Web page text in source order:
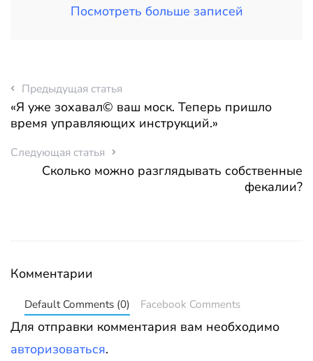
Посмотреть больше записей
Предыдущая статья
«Я уже зохавал© ваш моск. Теперь пришло
время управляющих инструкций.»
Следующая статья
Сколько можно разглядывать собственные
фекалии?
Комментарии
Default Comments (0) Facebook Comments
Для отправки комментария вам необходимо
авторизоваться.